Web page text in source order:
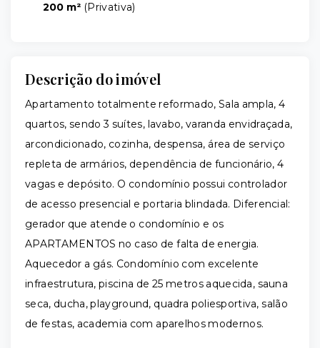
200 m² (Privativa)
Descrição do imóvel
Apartamento totalmente reformado, Sala ampla, 4
quartos, sendo 3 suítes, lavabo, varanda envidraçada,
arcondicionado, cozinha, despensa, área de serviço
repleta de armários, dependência de funcionário, 4
vagas e depósito. O condomínio possui controlador
de acesso presencial e portaria blindada. Diferencial:
gerador que atende o condomínio e os
APARTAMENTOS no caso de falta de energia.
Aquecedor a gás. Condomínio com excelente
infraestrutura, piscina de 25 metros aquecida, sauna
seca, ducha, playground, quadra poliesportiva, salão
de festas, academia com aparelhos modernos.